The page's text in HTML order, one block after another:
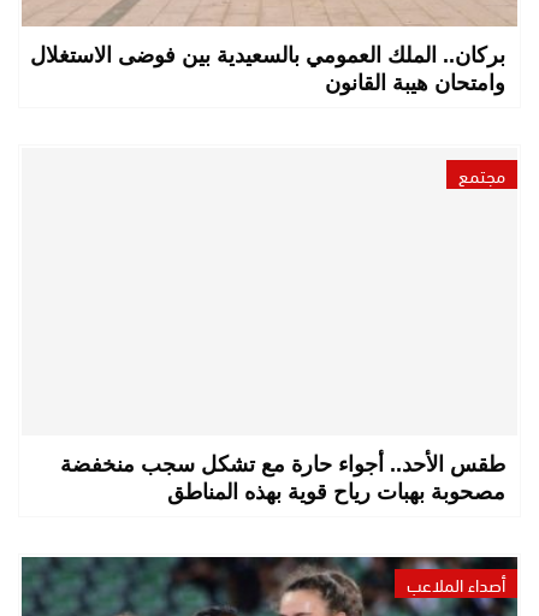
بركان.. الملك العمومي بالسعيدية بين فوضى الاستغلال
وامتحان هيبة القانون
مجتمع
طقس الأحد.. أجواء حارة مع تشكل سجب منخفضة
مصحوبة بهبات رياح قوية بهذه المناطق
أصداء الملاعب